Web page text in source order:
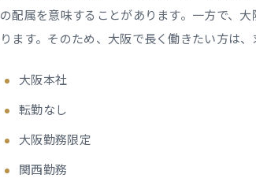
の配属を意味することがあります。一方で、
ります。そのため、大阪で長く働きたい方は
大阪本社
転勤なし
大阪勤務限定
関西勤務